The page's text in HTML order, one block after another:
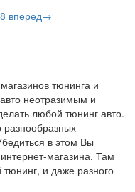
8 вперед→
тюнинга и
неотразимым и
любой тюнинг авто.
в этом Вы
магазина. Там
и даже разного